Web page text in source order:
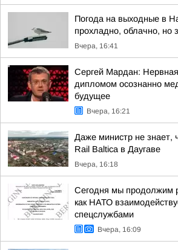
Погода на выходные в
прохладно, облачно, но
Вчера, 16:41
Сергей Мардан:
дипломом осознанно
будущее
Вчера, 16:21
Даже министр не знает,
Rail Baltica в Даугаве
Вчера, 16:18
Сегодня мы продолжим
как НАТО
спецслужбами
Вчера, 16:09